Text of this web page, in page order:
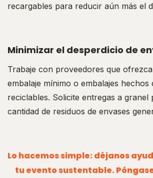
recargables para reducir aún más el
Minimizar el desperdicio de
Trabaje con proveedores que
embalaje mínimo o embalajes hechos
reciclables. Solicite entregas a granel
cantidad de residuos de envases
Lo hacemos simple: déjanos
tu evento sustentable.